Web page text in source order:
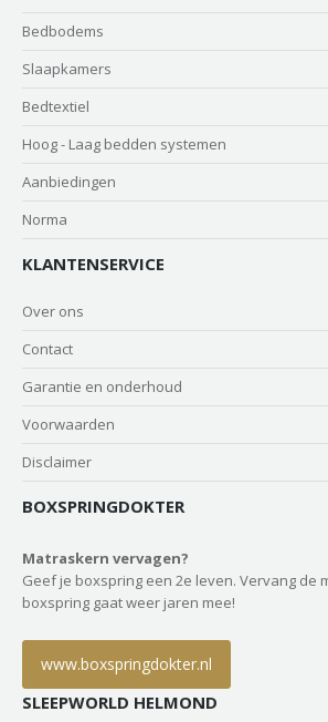
Bedbodems
Slaapkamers
Bedtextiel
Hoog - Laag bedden systemen
Aanbiedingen
Norma
KLANTENSERVICE
Over ons
Contact
Garantie en onderhoud
Voorwaarden
Disclaimer
BOXSPRINGDOKTER
Matraskern vervagen?
Geef je boxspring een 2e leven. Vervang de
boxspring gaat weer jaren mee!
www.boxspringdokter.nl
SLEEPWORLD HELMOND